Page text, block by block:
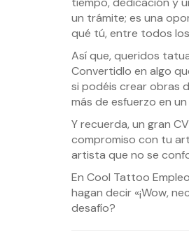
un trámite; es una
qué tú, entre todos
Así que, queridos
Convertidlo en algo
si podéis crear obras
más de esfuerzo en
Y recuerda, un gran
compromiso con tu
artista que no se
En Cool Tattoo
hagan decir «¡Wow,
desafío?